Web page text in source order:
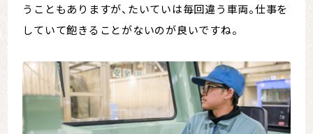
うこともありますが、たいていは毎回違う車両。仕事を
していて飽きることがないのが良いですね。